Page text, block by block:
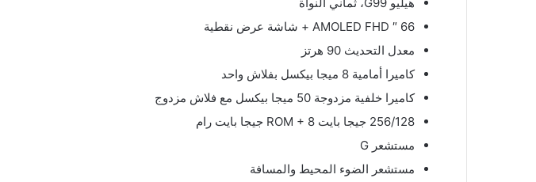
66 ″ AMOLED FHD + شاشة عرض نقطية
معدل التحديث 90 هرتز
كاميرا أمامية 8 ميجا بيكسل بفلاش واحد
كاميرا خلفية مزدوجة 50 ميجا بيكسل مع فلاش مزدوج
256/128 جيجا بايت ROM + 8 جيجا بايت رام
مستشعر G
مستشعر الضوء المحيط والمسافة